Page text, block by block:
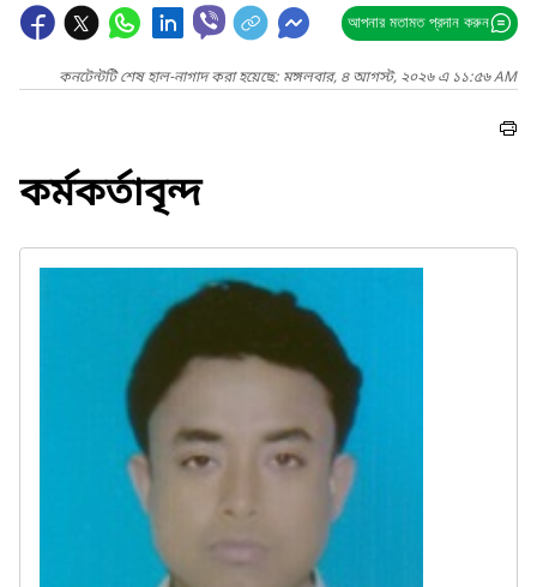
আপনার মতামত প্রদান করুন
কনটেন্টটি শেষ হাল-নাগাদ করা হয়েছে: মঙ্গলবার, ৪ আগস্ট, ২০২৬ এ ১১:৫৬ AM
কর্মকর্তাবৃন্দ